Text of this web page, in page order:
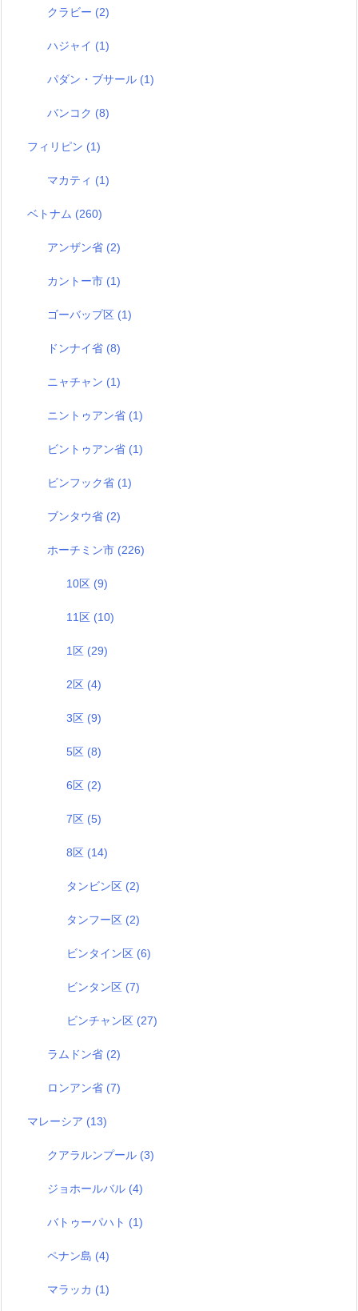
クラビー (2)
ハジャイ (1)
パダン・ブサール (1)
バンコク (8)
フィリピン (1)
マカティ (1)
ベトナム (260)
アンザン省 (2)
カントー市 (1)
ゴーバップ区 (1)
ドンナイ省 (8)
ニャチャン (1)
ニントゥアン省 (1)
ビントゥアン省 (1)
ビンフック省 (1)
ブンタウ省 (2)
ホーチミン市 (226)
10区 (9)
11区 (10)
1区 (29)
2区 (4)
3区 (9)
5区 (8)
6区 (2)
7区 (5)
8区 (14)
タンビン区 (2)
タンフー区 (2)
ビンタイン区 (6)
ビンタン区 (7)
ビンチャン区 (27)
ラムドン省 (2)
ロンアン省 (7)
マレーシア (13)
クアラルンプール (3)
ジョホールバル (4)
バトゥーパハト (1)
ペナン島 (4)
マラッカ (1)